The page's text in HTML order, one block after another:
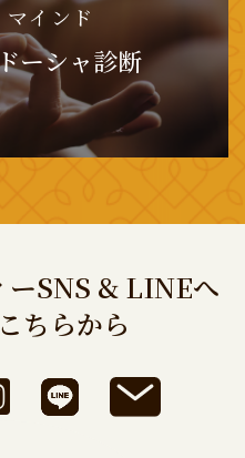
インド
ーシャ診断
ーSNS & LINEへ
ちらから